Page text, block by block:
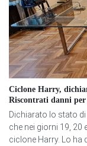
Ciclone Harry,
Riscontrati danni
Dichiarato lo stato
che nei giorni 19, 20
ciclone Harry. Lo ha